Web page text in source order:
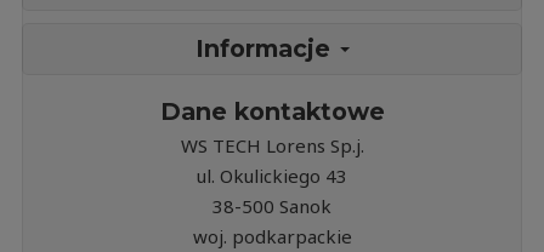
Informacje
Dane kontaktowe
WS TECH Lorens Sp.j.
ul. Okulickiego 43
38-500 Sanok
woj. podkarpackie